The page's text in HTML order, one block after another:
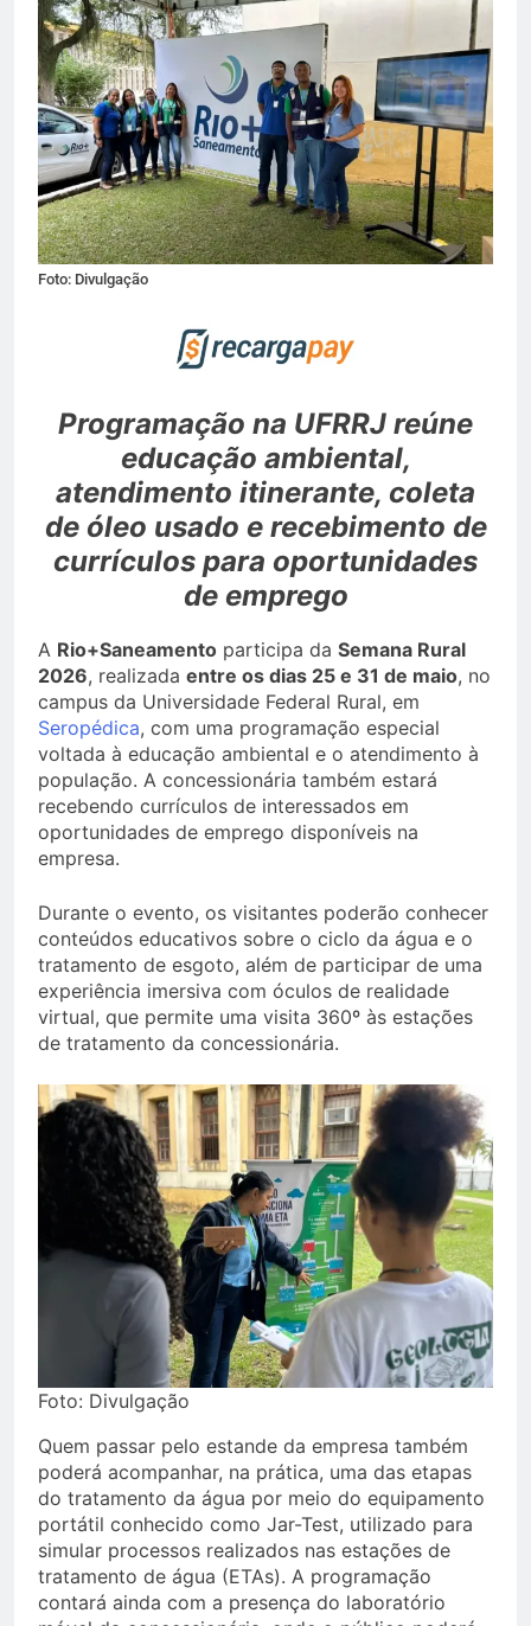
Foto: Divulgação
Programação na UFRRJ reúne
educação ambiental,
atendimento itinerante, coleta
de óleo usado e recebimento de
currículos para oportunidades
de emprego
A Rio+Saneamento participa da Semana Rural
2026, realizada entre os dias 25 e 31 de maio, no
campus da Universidade Federal Rural, em
Seropédica, com uma programação especial
voltada à educação ambiental e o atendimento à
população. A concessionária também estará
recebendo currículos de interessados em
oportunidades de emprego disponíveis na
empresa.
Durante o evento, os visitantes poderão conhecer
conteúdos educativos sobre o ciclo da água e o
tratamento de esgoto, além de participar de uma
experiência imersiva com óculos de realidade
virtual, que permite uma visita 360º às estações
de tratamento da concessionária.
Foto: Divulgação
Quem passar pelo estande da empresa também
poderá acompanhar, na prática, uma das etapas
do tratamento da água por meio do equipamento
portátil conhecido como Jar-Test, utilizado para
simular processos realizados nas estações de
tratamento de água (ETAs). A programação
contará ainda com a presença do laboratório